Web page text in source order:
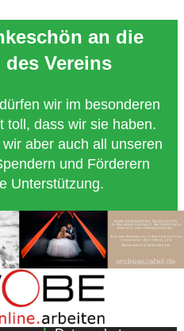
an die
Vereins
wir im besonderen
toll, dass wir sie haben.
aber auch all unseren
und Förderern
Unterstützung.
1877 e.V. Essen-